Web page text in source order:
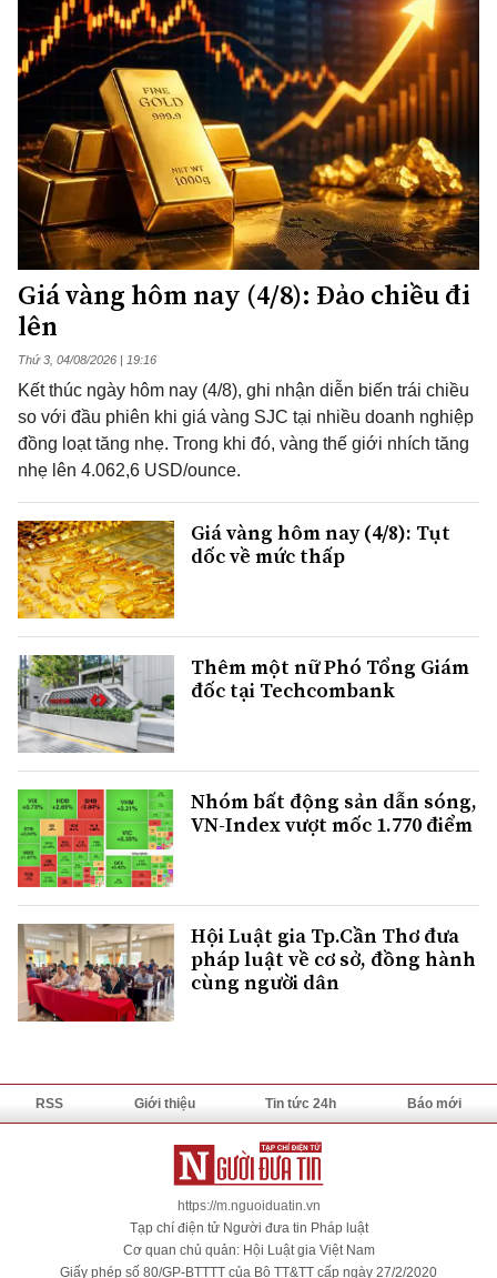
Giá vàng hôm nay (4/8): Đảo chiều đi
lên
Thứ 3, 04/08/2026 | 19:16
Kết thúc ngày hôm nay (4/8), ghi nhận diễn biến trái chiều
so với đầu phiên khi giá vàng SJC tại nhiều doanh nghiệp
đồng loạt tăng nhẹ. Trong khi đó, vàng thế giới nhích tăng
nhẹ lên 4.062,6 USD/ounce.
Giá vàng hôm nay (4/8): Tụt
dốc về mức thấp
Thêm một nữ Phó Tổng Giám
đốc tại Techcombank
Nhóm bất động sản dẫn sóng,
VN-Index vượt mốc 1.770 điểm
Hội Luật gia Tp.Cần Thơ đưa
pháp luật về cơ sở, đồng hành
cùng người dân
RSS Giới thiệu Tin tức 24h Báo mới
https://m.nguoiduatin.vn
Tạp chí điện tử Người đưa tin Pháp luật
Cơ quan chủ quản: Hội Luật gia Việt Nam
Giấy phép số 80/GP-BTTTT của Bộ TT&TT cấp ngày 27/2/2020